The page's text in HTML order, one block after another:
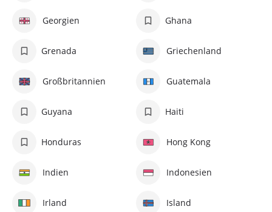
Georgien Ghana
Grenada Griechenland
Großbritannien Guatemala
Guyana Haiti
Honduras Hong Kong
Indien Indonesien
Irland Island